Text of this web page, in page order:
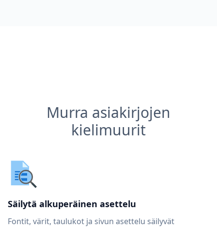
Murra asiakirjojen
kielimuurit
Säilytä alkuperäinen asettelu
Fontit, värit, taulukot ja sivun asettelu säilyvät